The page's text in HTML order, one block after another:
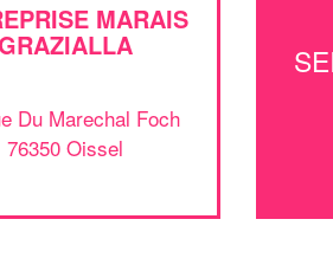
MARAIS
Du Marechal Foch
76350 Oissel